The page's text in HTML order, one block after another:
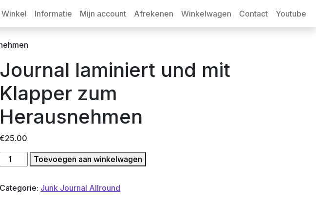
Winkel Informatie Mijn account Afrekenen Winkelwagen Contact Youtube
Journal laminiert und mit
Klapper zum
Herausnehmen
€25.00
Journal
laminiert
mit
Toevoegen aan winkelwagen
Categorie: Junk Journal Allround